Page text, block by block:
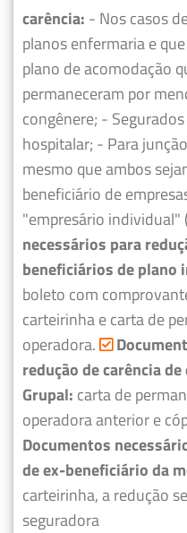
carência: - Nos casos
planos enfermaria e
plano de acomodação
permaneceram por
congênere; -
hospitalar; - Para
mesmo que ambos
beneficiário de
"empresário individual"
necessários para
beneficiários de plano
boleto com
carteirinha e carta de
operadora.
redução de carência
Grupal: carta de
operadora anterior e
Documentos
de ex-beneficiário da
carteirinha, a redução
seguradora